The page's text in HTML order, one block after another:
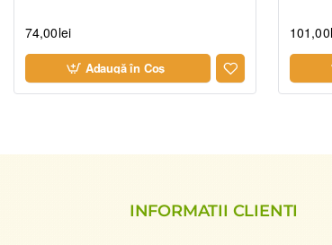
74,00lei
Adaugă în Coş
INFORMATII CLIENTI